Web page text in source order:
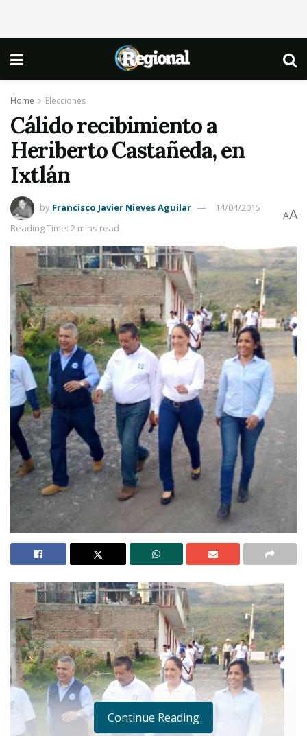
Home Elecciones
Cálido recibimiento a
Heriberto Castañeda, en
Ixtlán
by Francisco Javier Nieves Aguilar
14/04/2015
Reading Time: 2 mins read
AA
Continue Reading